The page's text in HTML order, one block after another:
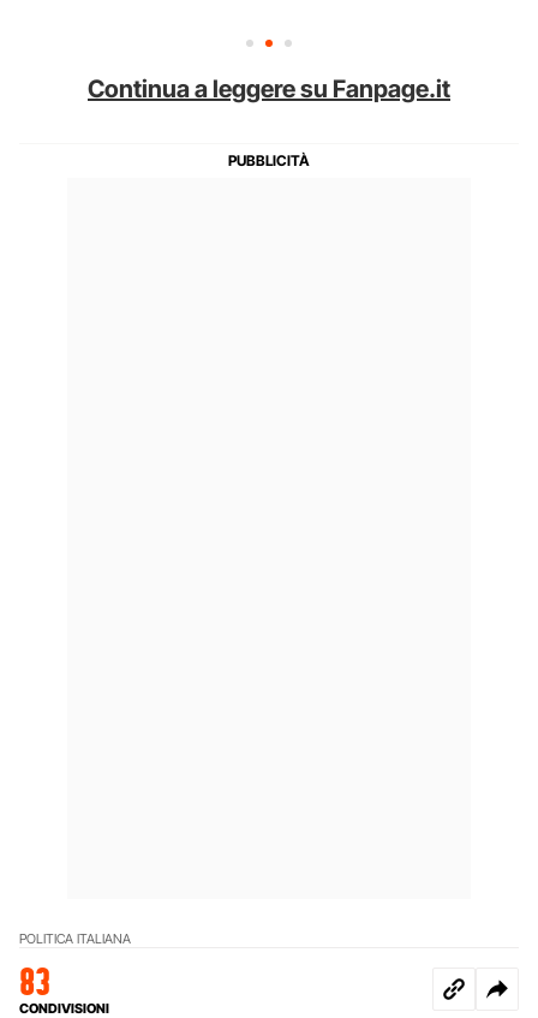
Continua a leggere su Fanpage.it
POLITICA ITALIANA
83
CONDIVISIONI